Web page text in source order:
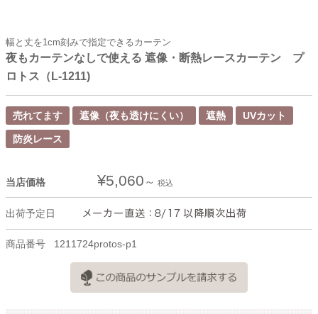
幅と丈を1cm刻みで指定できるカーテン
夜もカーテンなしで使える 遮像・断熱レースカーテン プ
ロトス（L-1211)
売れてます 遮像（夜も透けにくい） 遮熱 UVカット
防炎レース
当店価格 ¥5,060 税込
出荷予定日
商品番号 1211724protos-p1